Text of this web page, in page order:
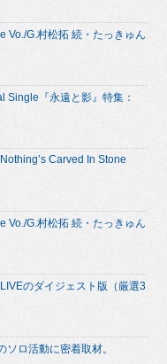
Vo./G.村松拓 続・たっきゅん
Single『永遠と影』特集：
Carved In Stone
Vo./G.村松拓 続・たっきゅん
のダイジェスト版（厳選3
ソロ活動に密着取材。